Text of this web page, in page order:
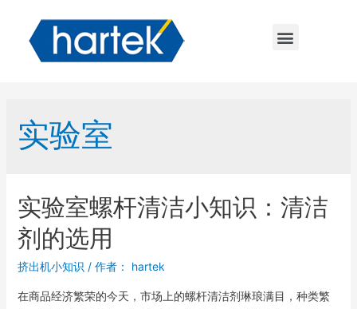
实验室
实验室螺杆清洁小知识：清洁
剂的选用
挤出机小知识 / 作者： hartek
在商品经济繁荣的今天，市场上的螺杆清洁剂琳琅满目，种类繁